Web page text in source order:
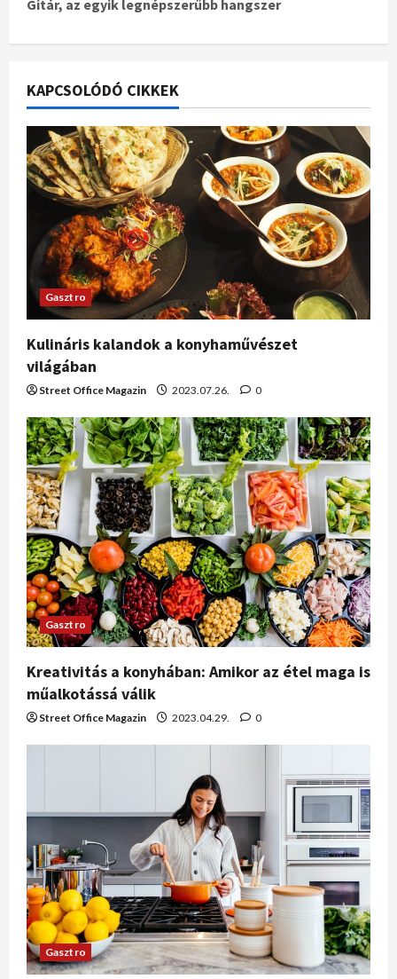
Gitár, az egyik legnépszerűbb hangszer
KAPCSOLÓDÓ CIKKEK
Gasztro
Kulináris kalandok a konyhaművészet
világában
Street Office Magazin 2023.07.26. 0
Gasztro
Kreativitás a konyhában: Amikor az étel maga is
műalkotássá válik
Street Office Magazin 2023.04.29. 0
Gasztro